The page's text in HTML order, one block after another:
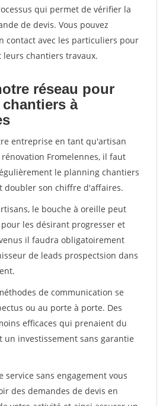
qui permet de vérifier la
de devis. Vous pouvez
contact avec les particuliers pour
chantiers travaux.
réseau pour
à
entreprise en tant qu'artisan
Fromelennes, il faut
le planning chantiers
doubler son chiffre d'affaires.
le bouche à oreille peut
les désirant progresser et
il faudra obligatoirement
de leads prospectsion dans
de communication se
ou au porte à porte. Des
efficaces qui prenaient du
un investissement sans garantie
service sans engagement vous
des demandes de devis en